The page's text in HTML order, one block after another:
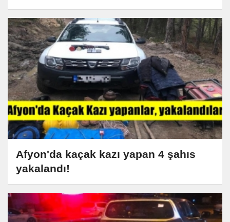
Afyon'da kaçak kazı yapan 4 şahıs
yakalandı!